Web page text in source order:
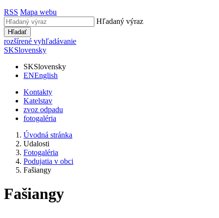
RSS Mapa webu
Hľadaný výraz
Hľadať
rozšírené vyhľadávanie
SKSlovensky
SKSlovensky
ENEnglish
Kontakty
Katelstav
zvoz odpadu
fotogaléria
Úvodná stránka
Udalosti
Fotogaléria
Podujatia v obci
Fašiangy
Fašiangy